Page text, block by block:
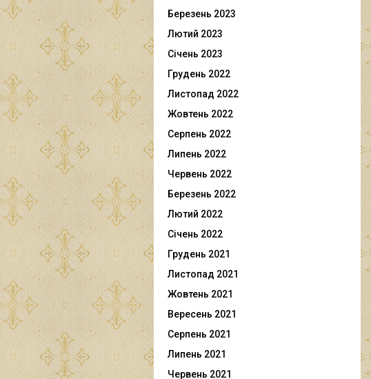
Березень 2023
Лютий 2023
Січень 2023
Грудень 2022
Листопад 2022
Жовтень 2022
Серпень 2022
Липень 2022
Червень 2022
Березень 2022
Лютий 2022
Січень 2022
Грудень 2021
Листопад 2021
Жовтень 2021
Вересень 2021
Серпень 2021
Липень 2021
Червень 2021